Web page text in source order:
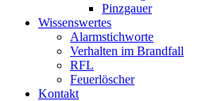
Pinzgauer
Wissenswertes
Alarmstichworte
Verhalten im Brandfall
RFL
Feuerlöscher
Kontakt